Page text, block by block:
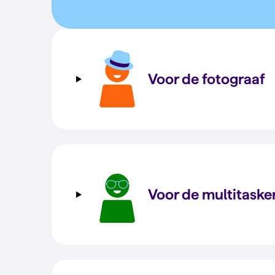
Voor de fotograaf
Voor de